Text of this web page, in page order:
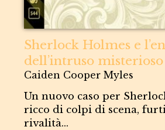
Sherlock Holmes e
dell’intruso misterioso
Caiden Cooper Myles
Un nuovo caso per
ricco di colpi di scena,
rivalità...